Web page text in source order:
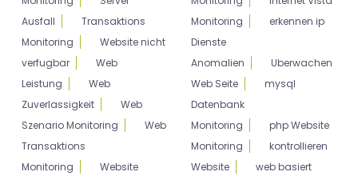
Ausfall
Transaktions
Monitoring
Website nicht
verfugbar
Web
Leistung
Web
Zuverlassigkeit
Web
Szenario Monitoring
Web
Transaktions
Monitoring
Website
Monitoring
erkennen ip
Dienste
Anomalien
Uberwachen
Web Seite
mysql
Datenbank
Monitoring
php Website
Monitoring
kontrollieren
Website
web basiert